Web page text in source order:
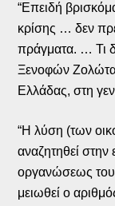
“Επειδή
κρίσης … δεν
πράγματα. … Τι
Ξενοφών
Ελλάδας, στη
“Η λύση (των
αναζητηθεί
οργανώσεως του
μειωθεί ο